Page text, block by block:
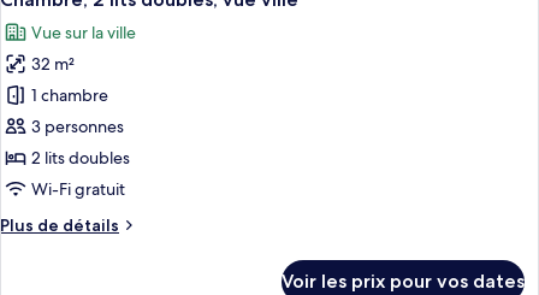
toutes
les
photos
pour
ce
type
de
chambre :
Chambre,
Vue sur la ville
32 m²
1 chambre
3 personnes
2 lits doubles
Wi-Fi gratuit
Plus de détails
Plus
Voir les prix pour vos dates